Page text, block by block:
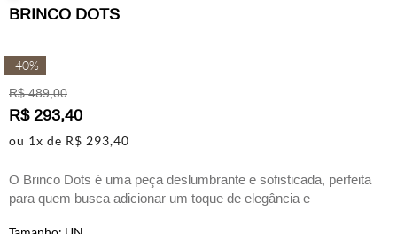
BRINCO DOTS
-40%
R$ 489,00
R$ 293,40
ou 1x de R$ 293,40
O Brinco Dots é uma peça deslumbrante e sofisticada, perfeita
para quem busca adicionar um toque de elegância e